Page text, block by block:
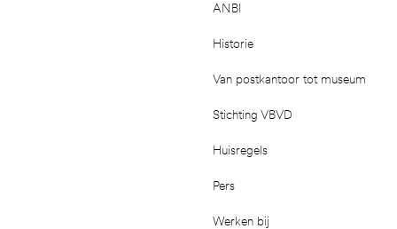
ANBI
Historie
Van postkantoor tot museum
Stichting VBVD
Huisregels
Pers
Werken bij